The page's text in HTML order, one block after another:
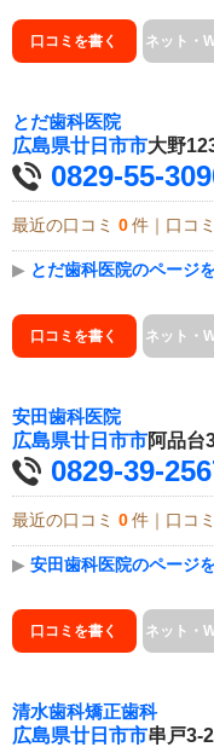
口コミを書く ネット・
とだ歯科医院
広島県廿日市市大野
0829-55-
最近の口コミ 0 件｜口コ
▶ とだ歯科医院のページ
口コミを書く ネット・
安田歯科医院
広島県廿日市市阿品台
0829-39-
最近の口コミ 0 件｜口コ
▶ 安田歯科医院のページ
口コミを書く ネット・
清水歯科矯正歯科
広島県廿日市市串戸3-